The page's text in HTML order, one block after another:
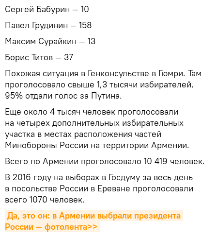
Сергей Бабурин — 10
Павел Грудинин — 158
Максим Сурайкин — 13
Борис Титов — 37
Похожая ситуация в Генконсульстве в Гюмри. Там
проголосовало свыше 1,3 тысячи избирателей,
95% отдали голос за Путина.
Еще около 4 тысяч человек проголосовали
на четырех дополнительных избирательных
участка в местах расположения частей
Минобороны России на территории Армении.
Всего по Армении проголосовало 10 419 человек.
В 2016 году на выборах в Госдуму за весь день
в посольстве России в Ереване проголосовали
всего 1070 человек.
Да, это он: в Армении выбрали президента
России — фотолента>>